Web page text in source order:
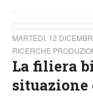
MARTEDÌ, 12
RICERCHE
La filiera
situazione